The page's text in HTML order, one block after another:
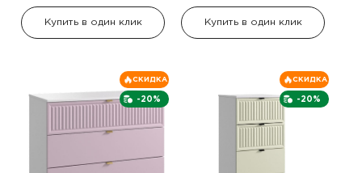
Купить в один клик Купить в один клик
-20%
СКИДКА
-20%
СКИДКА